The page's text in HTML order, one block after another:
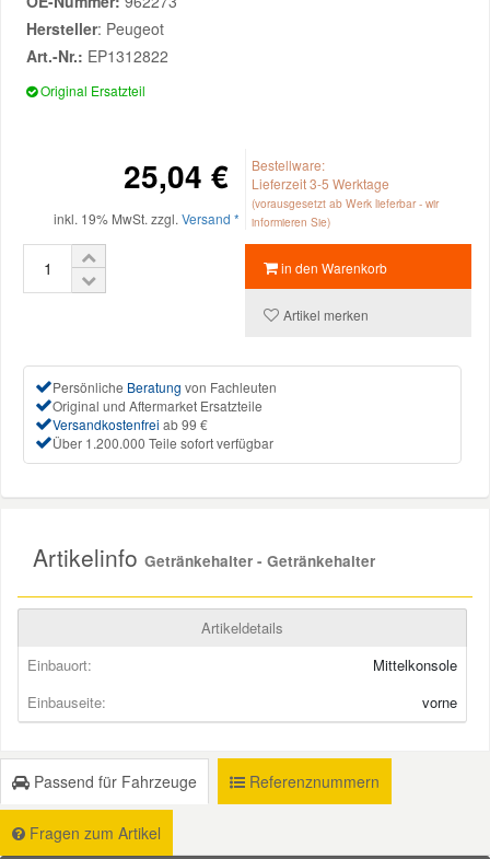
Hersteller: Peugeot
Art.-Nr.: EP1312822
Original Ersatzteil
25,04 €
inkl. 19% MwSt. zzgl. Versand *
Bestellware:
Lieferzeit 3-5 Werktage
(vorausgesetzt ab Werk lieferbar - wir
informieren Sie)
in den Warenkorb
Artikel merken
Persönliche Beratung von Fachleuten
Original und Aftermarket Ersatzteile
Versandkostenfrei ab 99 €
Über 1.200.000 Teile sofort verfügbar
Artikelinfo Getränkehalter - Getränkehalter
Artikeldetails
Einbauort:
Mittelkonsole
Einbauseite:
vorne
Passend für Fahrzeuge Referenznummern
Fragen zum Artikel
Mazda Ersatzteile
Mini Ersatzteile
Mitsubishi Ersatzteile
Nissan Ersatzteile
Seat Ersatzteile
Smart Ersatzteile
Suzuki Ersatzteile
Toyota Ersatzteile
Volvo Ersatzteile